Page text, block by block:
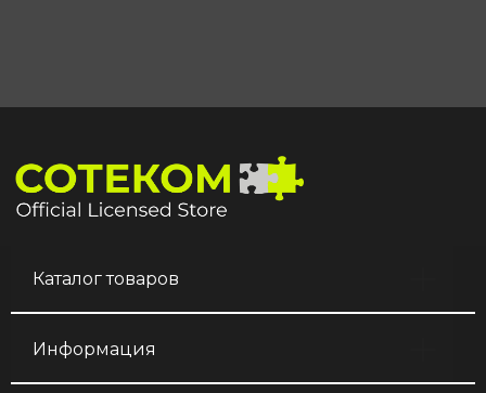
Каталог товаров
Информация